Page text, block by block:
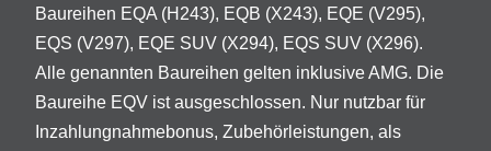
Baureihen EQA (H243), EQB (X243), EQE (V295),
EQS (V297), EQE SUV (X294), EQS SUV (X296).
Alle genannten Baureihen gelten inklusive AMG. Die
Baureihe EQV ist ausgeschlossen. Nur nutzbar für
Inzahlungnahmebonus, Zubehörleistungen, als